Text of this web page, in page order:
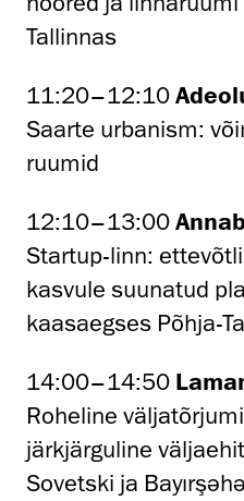
Tallinnas
11:20–12:10
Saarte urbanism:
ruumid
12:10–13:00
Startup-linn:
kasvule suunatud
kaasaegses Põhja-
14:00–14:50
Roheline
järkjärguline
Sovetski ja